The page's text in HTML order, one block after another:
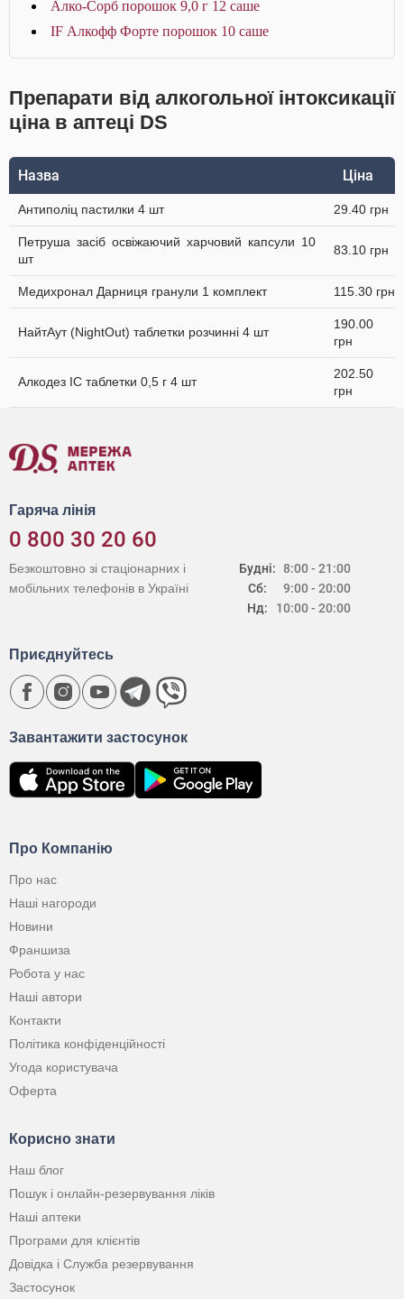
Алко-Сорб порошок 9,0 г 12 саше
IF Алкофф Форте порошок 10 саше
Препарати від алкогольної інтоксикації
ціна в аптеці DS
Назва Ціна
Антиполіц пастилки 4 шт 29.40 грн
Петруша засіб освіжаючий харчовий капсули 10
шт
83.10 грн
Медихронал Дарниця гранули 1 комплект 115.30 грн
НайтАут (NightOut) таблетки розчинні 4 шт
190.00
грн
Алкодез IC таблетки 0,5 г 4 шт
202.50
грн
Гаряча лінія
0 800 30 20 60
Будні:
Сб:
Нд:
8:00 - 21:00
9:00 - 20:00
10:00 - 20:00
Безкоштовно зі стаціонарних і
мобільних телефонів в Україні
Про Компанію
Про нас
Наші нагороди
Новини
Франшиза
Робота у нас
Наші автори
Контакти
Політика конфіденційності
Угода користувача
Оферта
Корисно знати
Наш блог
Пошук і онлайн-резервування ліків
Наші аптеки
Програми для клієнтів
Довідка і Служба резервування
Застосунок
Завантажити застосунок
Приєднуйтесь